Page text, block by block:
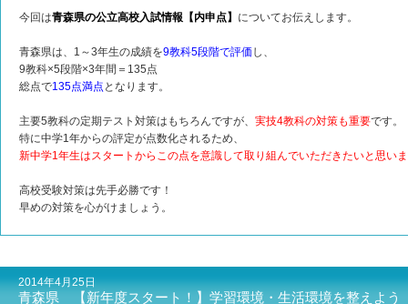
今回は青森県の公立高校入試情報【内申点】 についてお伝えします。
青森県は、1～3年生の成績を9教科5段階で評価 し、
9教科×5段階×3年間＝135点
総点で135点満点 となります。
主要5教科の定期テスト対策はもちろんですが、 実技4教科の対策も重要です。
特に中学1年からの評定が点数化されるため、
新中学1年生はスタートからこの点を意識して取り組んでいただきたいと思い
高校受験対策は先手必勝です！
早めの対策を心がけましょう。
2014年4月25日
青森県 【新年度スタート！】学習環境・生活環境を整えよう